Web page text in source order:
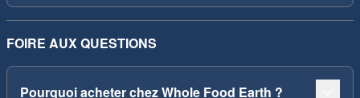
FOIRE AUX QUESTIONS
Pourquoi acheter chez Whole Food Earth ?